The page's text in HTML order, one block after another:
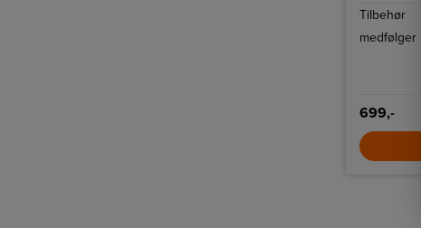
Tilbehør
medfølger
699,-